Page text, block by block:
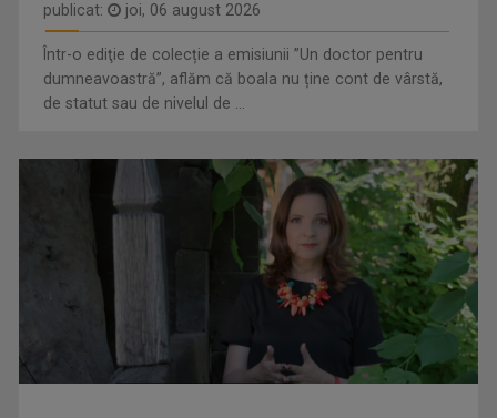
CORINA DOBRE În prezent, este gazda emisiunii "A doua ...
publicat: joi, 06 august 2026
Într-o ediţie de colecție a emisiunii ”Un doctor pentru
dumneavoastră”, aflăm că boala nu ține cont de vârstă,
de statut sau de nivelul de ...